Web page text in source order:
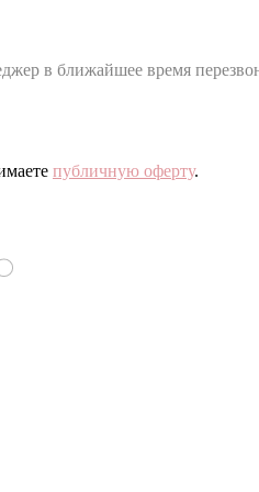
скидках не участвует в
Чертаново 1А,
в ближайшее время
публичную оферту.